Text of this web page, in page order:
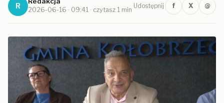
R 2026-06-16 · 09:41 · czytasz 1 min
Udostępnij f X @